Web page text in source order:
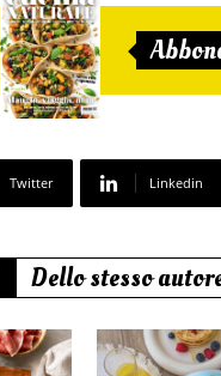
Twitter Linkedin
Dello stesso